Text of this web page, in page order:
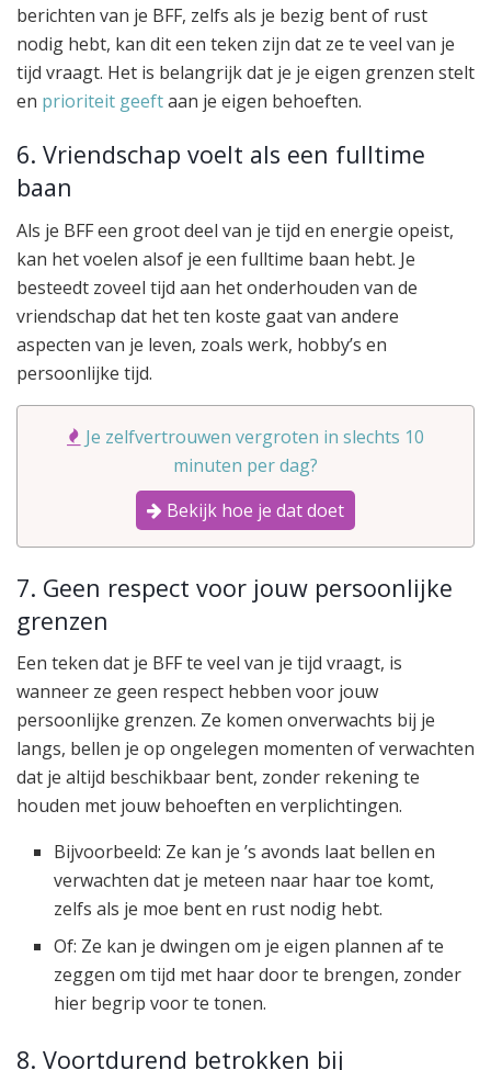
berichten van je BFF, zelfs als je bezig bent of rust
nodig hebt, kan dit een teken zijn dat ze te veel van je
tijd vraagt. Het is belangrijk dat je je eigen grenzen stelt
en prioriteit geeftaan je eigen behoeften.
6. Vriendschap voelt als een fulltime
baan
Als je BFF een groot deel van je tijd en energie opeist,
kan het voelen alsof je een fulltime baan hebt. Je
besteedt zoveel tijd aan het onderhouden van de
vriendschap dat het ten koste gaat van andere
aspecten van je leven, zoals werk, hobby’s en
persoonlijke tijd.
Je zelfvertrouwen vergroten in slechts 10
minuten per dag?
Bekijk hoe je dat doet
7. Geen respect voor jouw persoonlijke
grenzen
Een teken dat je BFF te veel van je tijd vraagt, is
wanneer ze geen respect hebben voor jouw
persoonlijke grenzen. Ze komen onverwachts bij je
langs, bellen je op ongelegen momenten of verwachten
dat je altijd beschikbaar bent, zonder rekening te
houden met jouw behoeften en verplichtingen.
Bijvoorbeeld: Ze kan je ’s avonds laat bellen en
verwachten dat je meteen naar haar toe komt,
zelfs als je moe bent en rust nodig hebt.
Of: Ze kan je dwingen om je eigen plannen af te
zeggen om tijd met haar door te brengen, zonder
hier begrip voor te tonen.
8. Voortdurend betrokken bij